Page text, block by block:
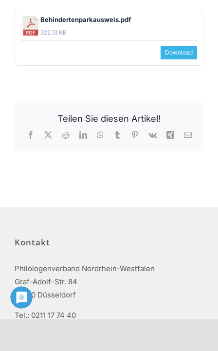
Behindertenparkausweis.pdf
322.13 KB
Download
Teilen Sie diesen Artikel!
Facebook
X RedditLinkedInWhatsApp
TumblrPinterest
Vk Xing E-
Kontakt
Philologenverband Nordrhein-Westfalen
Graf-Adolf-Str. 84
40210 Düsseldorf
Tel.: 0211 17 74 40